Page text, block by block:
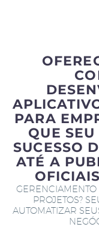
PARA
QUE
SUCESSO
ATÉ A
PROJETOS?
AUTOMATIZAR